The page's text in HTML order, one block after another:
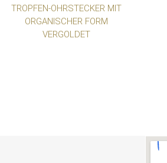
TROPFEN-OHRSTECKER MIT
ORGANISCHER FORM
VERGOLDET